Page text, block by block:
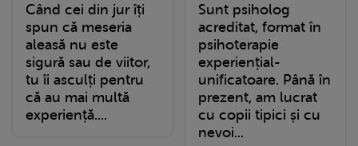
Când cei din jur îți
spun că meseria
aleasă nu este
sigură sau de viitor,
tu îi asculți pentru
că au mai multă
experiență....
Sunt psiholog
acreditat, format în
psihoterapie
experiențial-
unificatoare. Până în
prezent, am lucrat
cu copii tipici și cu
nevoi...